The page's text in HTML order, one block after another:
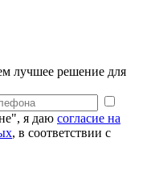
лучшее решение для
я даю согласие на
, в соответствии с